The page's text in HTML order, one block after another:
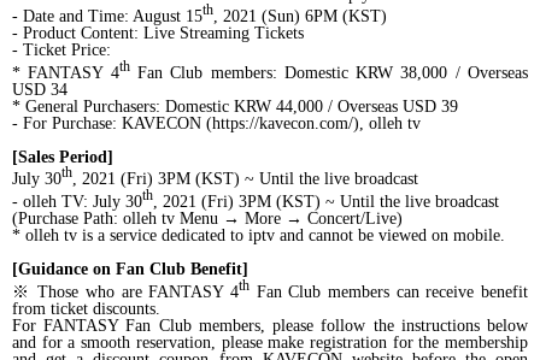
- Date and Time: August 15th, 2021 (Sun) 6PM (KST)
- Product Content: Live Streaming Tickets
- Ticket Price:
* FANTASY 4thFan Club members: Domestic KRW 38,000 / Overseas
USD 34
* General Purchasers: Domestic KRW 44,000 / Overseas USD 39
- For Purchase: KAVECON (https://kavecon.com/), olleh tv
[Sales Period]
July 30th, 2021 (Fri) 3PM (KST) ~ Until the live broadcast
- olleh TV: July 30th, 2021 (Fri) 3PM (KST) ~ Until the live broadcast
(Purchase Path: olleh tv Menu → More → Concert/Live)
* olleh tv is a service dedicated to iptv and cannot be viewed on mobile.
[Guidance on Fan Club Benefit]
※ Those who are FANTASY 4th Fan Club members can receive benefit
from ticket discounts.
For FANTASY Fan Club members, please follow the instructions below
and for a smooth reservation, please make registration for the membership